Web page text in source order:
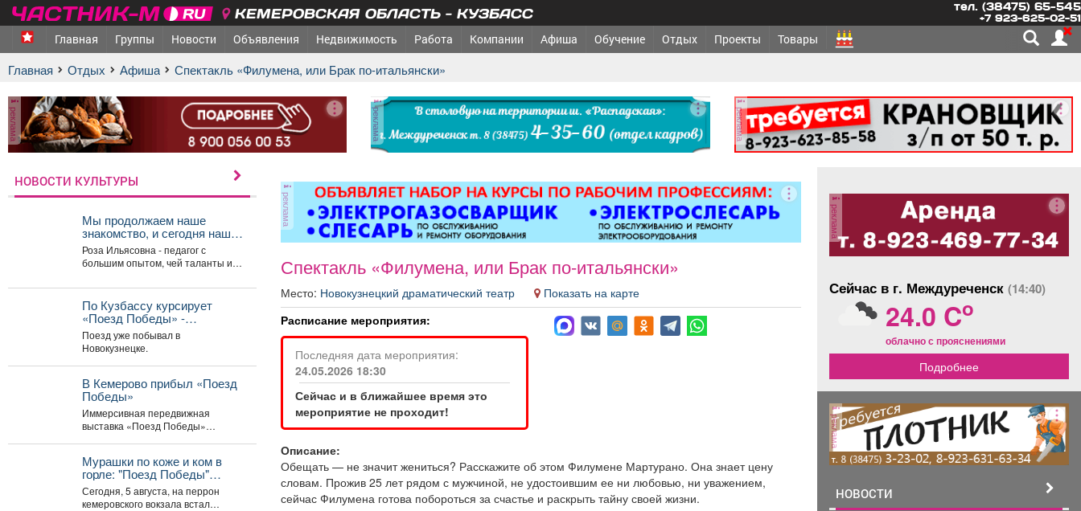
КЕМЕРОВСКАЯ ОБЛАСТЬ - КУЗБАСС тел. (38475) 65-545
+7 923-625-02-51
Главная Группы Новости Объявления Недвижимость Работа Компании Афиша Обучение Отдых Проекты Товары
Главная Отдых афиша Спектакль «Филумена, или Брак по-итальянски»
реклама реклама реклама
реклама
Спектакль «Филумена, или Брак по-итальянски»
Место: Новокузнецкий драматический театр
Показать на карте
Расписание мероприятия:
Последняя дата мероприятия:
24.05.2026 18:30
Сейчас и в ближайшее время это
мероприятие не проходит!
Описание:
Обещать — не значит жениться? Расскажите об этом Филумене Мартурано. Она знает цену
словам. Прожив 25 лет рядом с мужчиной, не удостоившим ее ни любовью, ни уважением,
сейчас Филумена готова побороться за счастье и раскрыть тайну своей жизни.
НОВОСТИ КУЛЬТУРЫ
Мы продолжаем наше
знакомство, и сегодня наш
гость - руководитель Арт-
студии «Просто интересно»
- Некрасова Роза
Ильясовна.
Роза Ильясовна - педагог с
большим опытом, чей таланты и
участников на...
По Кузбассу курсирует
«Поезд Победы» -
передвижной интерактивный
музей, рассказывающий о
событиях Великой
Отечественной войны.
Поезд уже побывал в
Новокузнецке.
В Кемерово прибыл «Поезд
Победы»
Иммерсивная передвижная
выставка «Поезд Победы»
Торжественное...
Мурашки по коже и ком в
горле: "Поезд Победы"
приехал в Кемерово
Сегодня, 5 августа, на перрон
кемеровского вокзала встал
реклама
Сейчас в г. Междуреченск (14:40)
24.0 Co
облачно с прояснениями
Подробнее
реклама
НОВОСТИ